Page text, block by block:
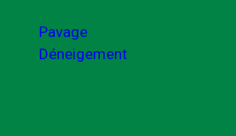
Pavage
Déneigement